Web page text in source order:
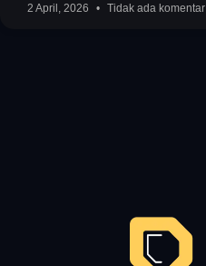
2 April, 2026 Tidak ada komentar